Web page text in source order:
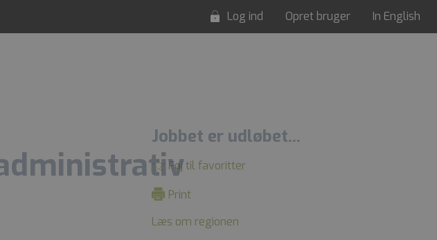
Log ind Opret bruger In English
Jobbet er udløbet...
Føj til favoritter
Print
Læs om regionen